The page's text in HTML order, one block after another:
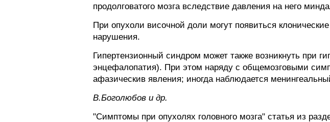
продолговатого мозга вследствие давления на него
При опухоли височной доли могут появиться
нарушения.
Гипертензионный синдром может также возникнуть при
энцефалопатия). При этом наряду с общемозговыми
афазическив явления; иногда наблюдается
В.Боголюбов и др.
"Симптомы при опухолях головного мозга" статья из